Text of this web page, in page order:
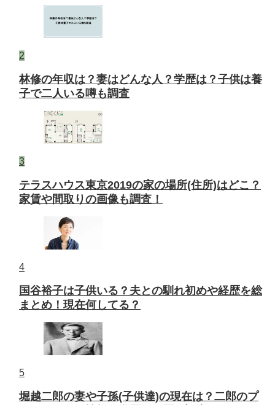
2
林修の年収は？妻はどんな人？学歴は？子供は養
子で二人いる噂も調査
3
テラスハウス東京2019の家の場所(住所)はどこ？
家賃や間取りの画像も調査！
4
国谷裕子は子供いる？夫との馴れ初めや経歴を総
まとめ！現在何してる？
5
堀越二郎の妻や子孫(子供達)の現在は？二郎のプ